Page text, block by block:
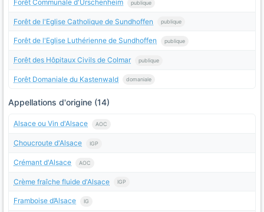
Forêt Communale d'Urschenheim publique
Forêt de l'Eglise Catholique de Sundhoffen publique
Forêt de l'Eglise Luthérienne de Sundhoffen publique
Forêt des Hôpitaux Civils de Colmar publique
Forêt Domaniale du Kastenwald domaniale
Appellations d'origine (14)
Alsace ou Vin d'Alsace AOC
Choucroute d'Alsace IGP
Crémant d'Alsace AOC
Crème fraîche fluide d'Alsace IGP
Framboise d’Alsace IG